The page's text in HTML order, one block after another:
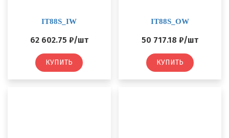
IT88S_IW
62 602.75 ₽/шт
КУПИТЬ
IT88S_OW
50 717.18 ₽/шт
КУПИТЬ